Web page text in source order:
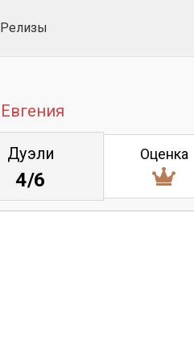
Релизы
Евгения
Дуэли
4/6
Оценка